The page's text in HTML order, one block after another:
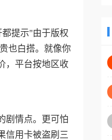
提示"由于版权
也白搭。就像你
，平台按地区收
剧情点。更可怕
信用卡被盗刷三